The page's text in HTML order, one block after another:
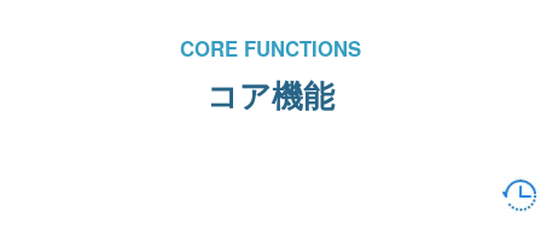
CORE FUNCTIONS
コア機能